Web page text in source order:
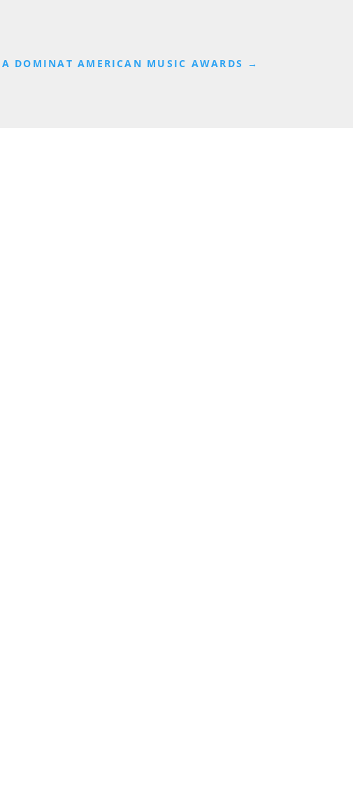
DOMINAT AMERICAN MUSIC AWARDS →